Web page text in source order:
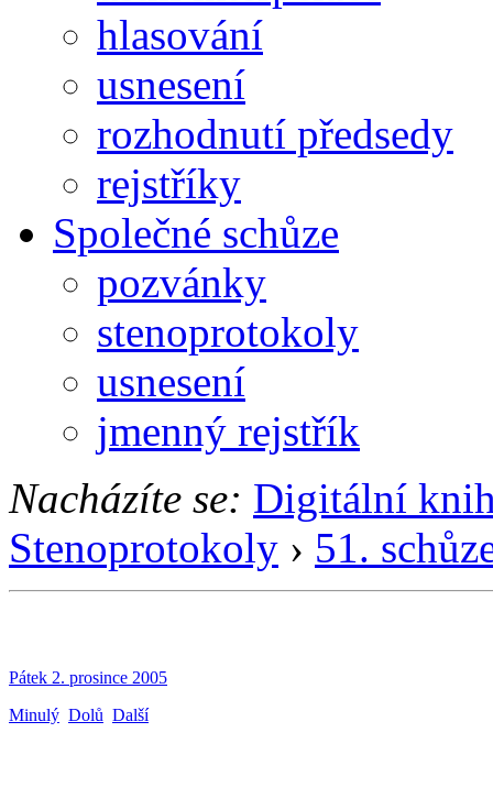
hlasování
usnesení
rozhodnutí předsedy
rejstříky
Společné schůze
pozvánky
stenoprotokoly
usnesení
jmenný rejstřík
Nacházíte se: Digitální
Stenoprotokoly › 51.
Pátek 2. prosince 2005
Minulý Dolů Další